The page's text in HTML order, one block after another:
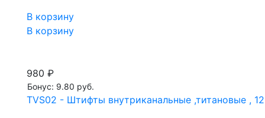
В корзину
В корзину
980 ₽
Бонус: 9.80 руб.
TVS02 - Штифты внутриканальные ,титановые ,